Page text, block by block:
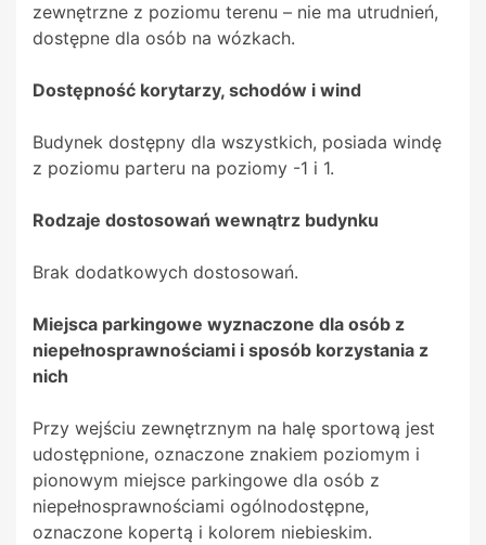
zewnętrzne z poziomu terenu – nie ma utrudnień,
dostępne dla osób na wózkach.
Dostępność korytarzy, schodów i wind
Budynek dostępny dla wszystkich, posiada windę
z poziomu parteru na poziomy -1 i 1.
Rodzaje dostosowań wewnątrz budynku
Brak dodatkowych dostosowań.
Miejsca parkingowe wyznaczone dla osób z
niepełnosprawnościami i sposób korzystania z
nich
Przy wejściu zewnętrznym na halę sportową jest
udostępnione, oznaczone znakiem poziomym i
pionowym miejsce parkingowe dla osób z
niepełnosprawnościami ogólnodostępne,
oznaczone kopertą i kolorem niebieskim.